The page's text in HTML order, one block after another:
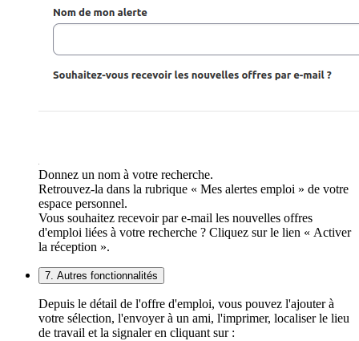
Donnez un nom à votre recherche.
Retrouvez-la dans la rubrique « Mes alertes emploi » de votre
espace personnel.
Vous souhaitez recevoir par e-mail les nouvelles offres
d'emploi liées à votre recherche ? Cliquez sur le lien « Activer
la réception ».
7. Autres fonctionnalités
Depuis le détail de l'offre d'emploi, vous pouvez l'ajouter à
votre sélection, l'envoyer à un ami, l'imprimer, localiser le lieu
de travail et la signaler en cliquant sur :